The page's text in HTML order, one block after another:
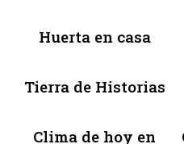
Huerta en casa
Tierra de Historias
Clima de hoy en